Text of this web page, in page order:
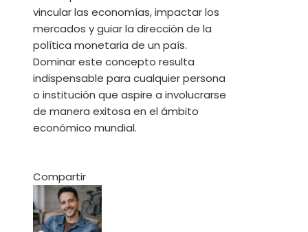
vincular las economías, impactar los
mercados y guiar la dirección de la
política monetaria de un país.
Dominar este concepto resulta
indispensable para cualquier persona
o institución que aspire a involucrarse
de manera exitosa en el ámbito
económico mundial.
Compartir
Facebook
Twitter
LinkedIn
Pinterest
Stumbleupon
Email